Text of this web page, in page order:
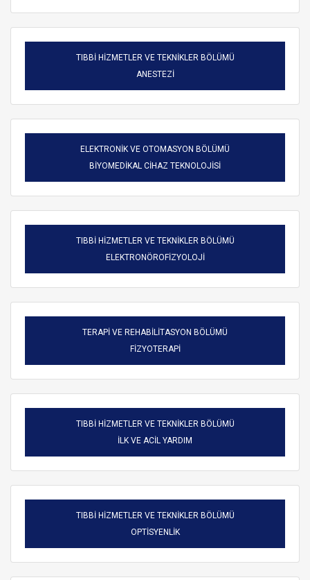
TIBBİ HİZMETLER VE TEKNİKLER BÖLÜMÜ
ANESTEZİ
ELEKTRONİK VE OTOMASYON BÖLÜMÜ
BİYOMEDİKAL CİHAZ TEKNOLOJİSİ
TIBBİ HİZMETLER VE TEKNİKLER BÖLÜMÜ
ELEKTRONÖROFİZYOLOJİ
TERAPİ VE REHABİLİTASYON BÖLÜMÜ
FİZYOTERAPİ
TIBBİ HİZMETLER VE TEKNİKLER BÖLÜMÜ
İLK VE ACİL YARDIM
TIBBİ HİZMETLER VE TEKNİKLER BÖLÜMÜ
OPTİSYENLİK